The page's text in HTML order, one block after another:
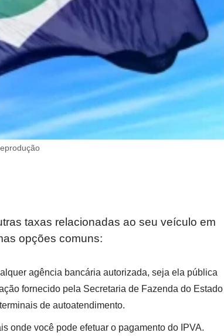
taxas relacionadas ao seu veículo em
opções comuns:
agência bancária autorizada, seja ela pública
fornecido pela Secretaria de Fazenda do Estado
de autoatendimento.
onde você pode efetuar o pagamento do IPVA.